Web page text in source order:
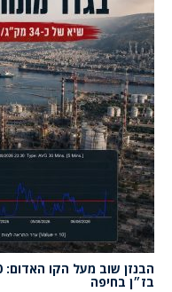
בז״ן בחיפה